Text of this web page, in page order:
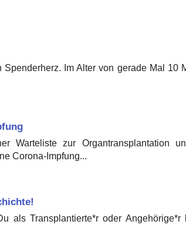
Im Alter von gerade Mal 10
Warteliste zur Organtransplantation
Corona-Impfung...
als Transplantierte*r oder Angehörige*r